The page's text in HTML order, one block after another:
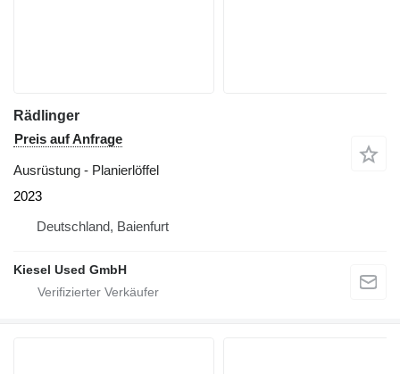
Rädlinger
Preis auf Anfrage
Ausrüstung - Planierlöffel
2023
Deutschland, Baienfurt
Kiesel Used GmbH